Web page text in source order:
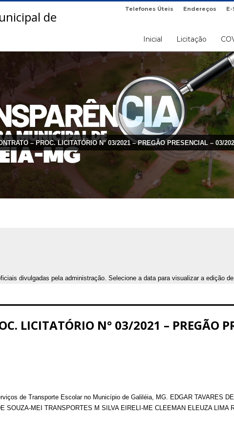
Telefones Úteis Endereços
Inicial Licitação
– PROC. LICITATÓRIO N° 03/2021 – PREGÃO PRESENCIAL – 03/
divulgadas pela administração. Selecione a data para visualizar a edição
LICITATÓRIO N° 03/2021 – PREGÃO
de Transporte Escolar no Município de Galiléia, MG. EDGAR TAVARES
SOUZA-MEI TRANSPORTES M SILVA EIRELI-ME CLEEMAN ELEUZA LIMA